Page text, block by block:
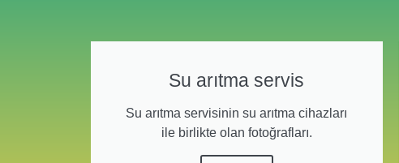
Su arıtma servis
Su arıtma servisinin su arıtma cihazları
ile birlikte olan fotoğrafları.